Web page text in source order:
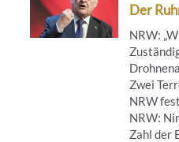
Der
NRW:
Zwei
NRW
NRW:
Zahl der